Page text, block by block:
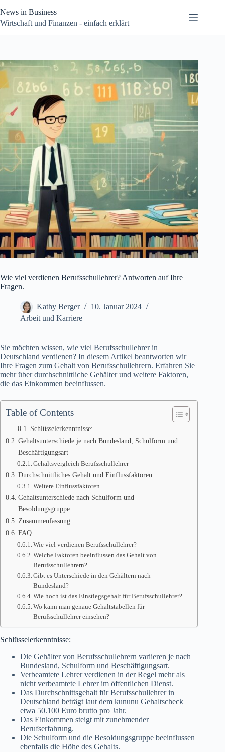
Inhalt
springen
News in Business
Wirtschaft und Finanzen - einfach erklärt
Wie viel verdienen Berufsschullehrer? Antworten auf Ihre
Fragen.
Kathy Berger
10. Januar 2024
Arbeit und Karriere
Sie möchten wissen, wie viel Berufsschullehrer in
Deutschland verdienen? In diesem Artikel beantworten wir
Ihre Fragen zum Gehalt von Berufsschullehrern. Erfahren Sie
mehr über durchschnittliche Gehälter und weitere Faktoren,
die das Einkommen beeinflussen.
Table of Contents
Schlüsselerkenntnisse:
Gehaltsunterschiede je nach Bundesland, Schulform und
Beschäftigungsart
Gehaltsvergleich Berufsschullehrer
Durchschnittliches Gehalt und Einflussfaktoren
Weitere Einflussfaktoren
Gehaltsunterschiede nach Schulform und
Besoldungsgruppe
Zusammenfassung
FAQ
Wie viel verdienen Berufsschullehrer?
Welche Faktoren beeinflussen das Gehalt von
Berufsschullehrern?
Gibt es Unterschiede in den Gehältern nach
Bundesland?
Wie hoch ist das Einstiegsgehalt für Berufsschullehrer?
Wo kann man genaue Gehaltstabellen für
Berufsschullehrer einsehen?
Schlüsselerkenntnisse:
Die Gehälter von Berufsschullehrern variieren je nach
Bundesland, Schulform und Beschäftigungsart.
Verbeamtete Lehrer verdienen in der Regel mehr als
nicht verbeamtete Lehrer im öffentlichen Dienst.
Das Durchschnittsgehalt für Berufsschullehrer in
Deutschland beträgt laut dem kununu Gehaltscheck
etwa 50.100 Euro brutto pro Jahr.
Das Einkommen steigt mit zunehmender
Berufserfahrung.
Die Schulform und die Besoldungsgruppe beeinflussen
ebenfalls die Höhe des Gehalts.